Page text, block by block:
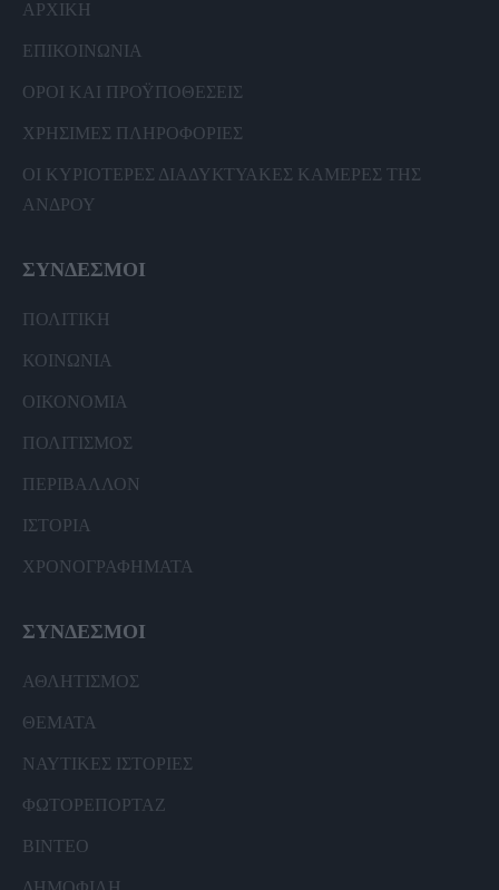
ΑΡΧΙΚΗ
ΕΠΙΚΟΙΝΩΝΙΑ
ΟΡΟΙ ΚΑΙ ΠΡΟΫΠΟΘΕΣΕΙΣ
ΧΡΗΣΙΜΕΣ ΠΛΗΡΟΦΟΡΙΕΣ
ΟΙ ΚΥΡΙΟΤΕΡΕΣ ΔΙΑΔΥΚΤΥΑΚΕΣ ΚΑΜΕΡΕΣ ΤΗΣ
ΑΝΔΡΟΥ
ΣΥΝΔΕΣΜΟΙ
ΠΟΛΙΤΙΚΗ
ΚΟΙΝΩΝΙΑ
ΟΙΚΟΝΟΜΙΑ
ΠΟΛΙΤΙΣΜΟΣ
ΠΕΡΙΒΑΛΛΟΝ
ΙΣΤΟΡΙΑ
ΧΡΟΝΟΓΡΑΦΗΜΑΤΑ
ΣΥΝΔΕΣΜΟΙ
ΑΘΛΗΤΙΣΜΟΣ
ΘΕΜΑΤΑ
ΝΑΥΤΙΚΕΣ ΙΣΤΟΡΙΕΣ
ΦΩΤΟΡΕΠΟΡΤΑΖ
ΒΙΝΤΕΟ